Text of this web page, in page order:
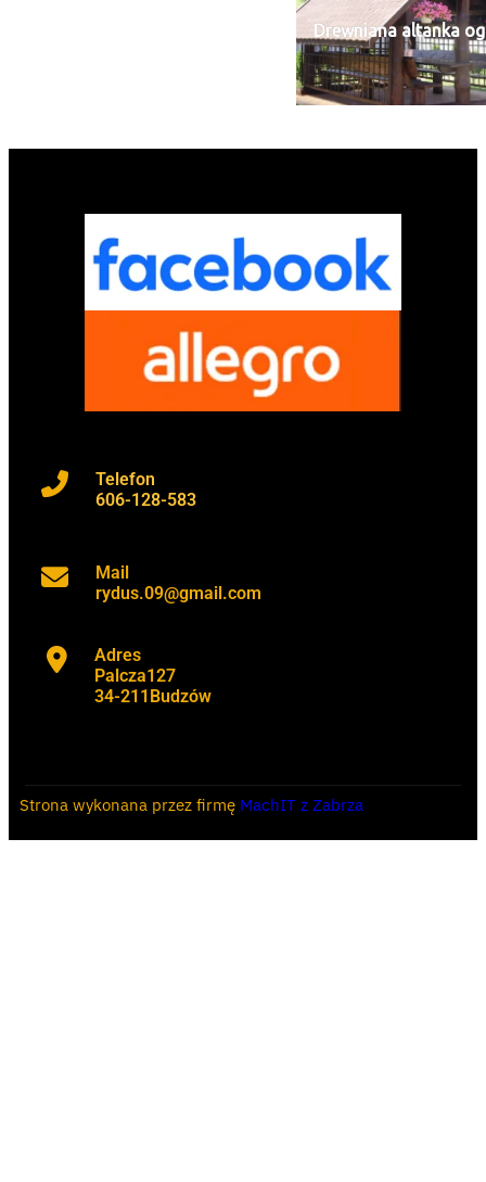
Drewniana altanka
Telefon
606-128-583
Mail
rydus.09@gmail.com
Adres
Palcza127
34-211Budzów
Strona wykonana przez firmę MachIT z Zabrza